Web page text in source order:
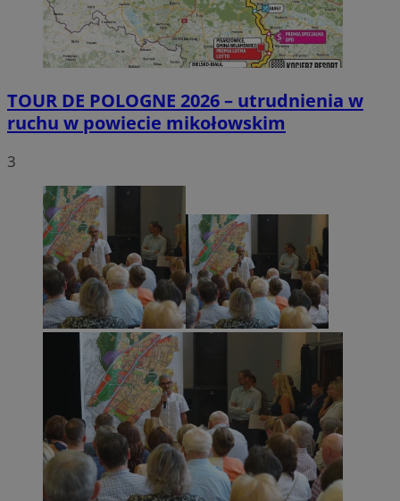
TOUR DE POLOGNE 2026 – utrudnienia w
ruchu w powiecie mikołowskim
3